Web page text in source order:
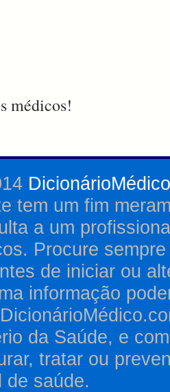
médicos!
tem um fim
a um
Procure
de iniciar ou
informação
da Saúde, e
tratar ou
de saúde.